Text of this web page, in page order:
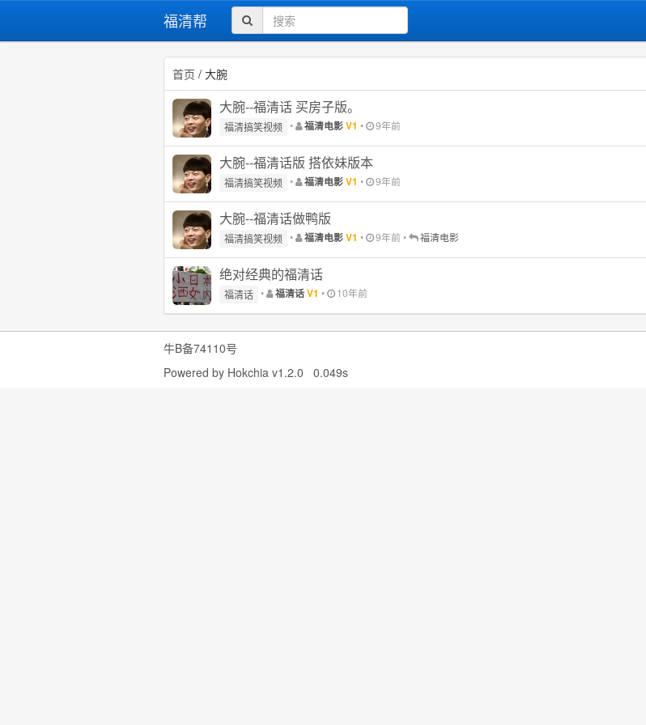
福清帮
首页 / 大腕
大腕--福清话 买房子版。
福清搞笑视频 • 福清电影V1 • 9年前
大腕--福清话版 搭依妹版本
福清搞笑视频 • 福清电影V1 • 9年前
大腕--福清话做鸭版
福清搞笑视频 • 福清电影V1 • 9年前 • 福清电影
绝对经典的福清话
福清话 • 福清话V1 • 10年前
牛B备74110号
Powered by Hokchia v1.2.0 0.049s